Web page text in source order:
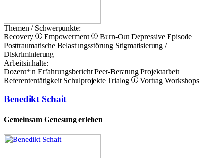
Themen / Schwerpunkte:
Recovery
Empowerment Burn-Out Depressive Episode
Posttraumatische Belastungsstörung Stigmatisierung /
Diskriminierung
Arbeitsinhalte:
Dozent*in Erfahrungsbericht Peer-Beratung Projektarbeit
Referententätigkeit Schulprojekte Trialog Vortrag Workshops
Benedikt Schait
Gemeinsam Genesung erleben